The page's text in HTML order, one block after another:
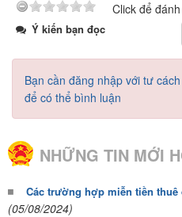
Click để
Ý kiến bạn đọc
Bạn cần đăng nhập với tư
để có thể bình luận
NHỮNG TIN MỚI
Các trường hợp miễn tiền thuê
(05/08/2024)